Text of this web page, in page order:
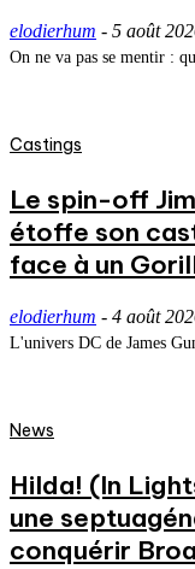
elodierhum - 5 août
On ne va pas se mentir :
Castings
Le spin-off
étoffe son
face à un
elodierhum - 4 août
L'univers DC de James
News
Hilda! (In
une
conquérir